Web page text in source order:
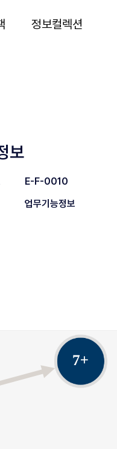
정보컬렉션
보
E-F-0010
업무기능정보